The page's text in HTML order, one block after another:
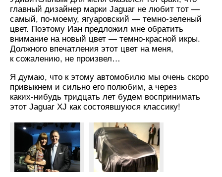
главный дизайнер марки Jaguar не любит тот —
самый, по-моему, ягуаровский — темно-зеленый
цвет. Поэтому Иан предложил мне обратить
внимание на новый цвет — темно-красной икры.
Должного впечатления этот цвет на меня,
к сожалению, не произвел…
Я думаю, что к этому автомобилю мы очень скоро
привыкнем и сильно его полюбим, а через
каких-нибудь тридцать лет будем воспринимать
этот Jaguar XJ как состоявшуюся классику!